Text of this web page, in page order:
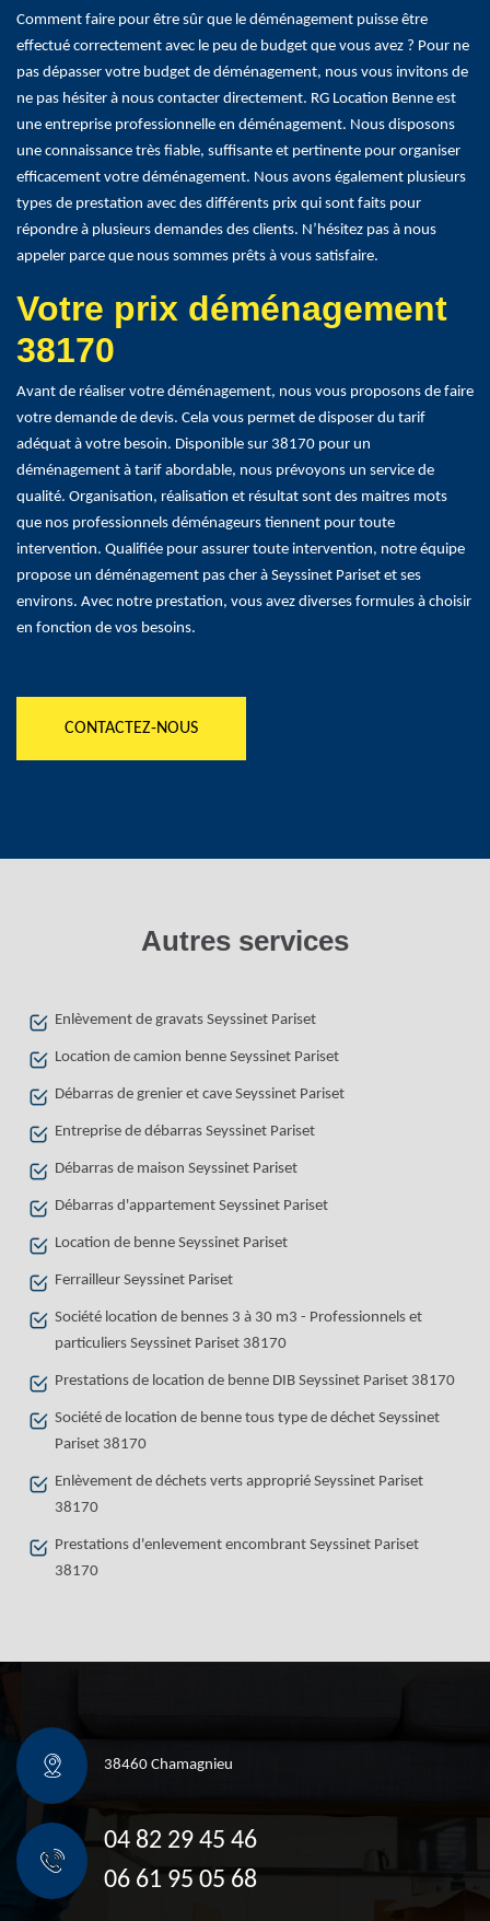
Comment faire pour être sûr que le déménagement puisse être
effectué correctement avec le peu de budget que vous avez ? Pour ne
pas dépasser votre budget de déménagement, nous vous invitons de
ne pas hésiter à nous contacter directement. RG Location Benne est
une entreprise professionnelle en déménagement. Nous disposons
une connaissance très fiable, suffisante et pertinente pour organiser
efficacement votre déménagement. Nous avons également plusieurs
types de prestation avec des différents prix qui sont faits pour
répondre à plusieurs demandes des clients. N’hésitez pas à nous
appeler parce que nous sommes prêts à vous satisfaire.
Votre prix déménagement
38170
Avant de réaliser votre déménagement, nous vous proposons de faire
votre demande de devis. Cela vous permet de disposer du tarif
adéquat à votre besoin. Disponible sur 38170 pour un
déménagement à tarif abordable, nous prévoyons un service de
qualité. Organisation, réalisation et résultat sont des maitres mots
que nos professionnels déménageurs tiennent pour toute
intervention. Qualifiée pour assurer toute intervention, notre équipe
propose un déménagement pas cher à Seyssinet Pariset et ses
environs. Avec notre prestation, vous avez diverses formules à choisir
en fonction de vos besoins.
CONTACTEZ-NOUS
Autres services
Enlèvement de gravats Seyssinet Pariset
Location de camion benne Seyssinet Pariset
Débarras de grenier et cave Seyssinet Pariset
Entreprise de débarras Seyssinet Pariset
Débarras de maison Seyssinet Pariset
Débarras d'appartement Seyssinet Pariset
Location de benne Seyssinet Pariset
Ferrailleur Seyssinet Pariset
Société location de bennes 3 à 30 m3 - Professionnels et
particuliers Seyssinet Pariset 38170
Prestations de location de benne DIB Seyssinet Pariset 38170
Société de location de benne tous type de déchet Seyssinet
Pariset 38170
Enlèvement de déchets verts approprié Seyssinet Pariset
38170
Prestations d'enlevement encombrant Seyssinet Pariset
38170
38460 Chamagnieu
04 82 29 45 46
06 61 95 05 68